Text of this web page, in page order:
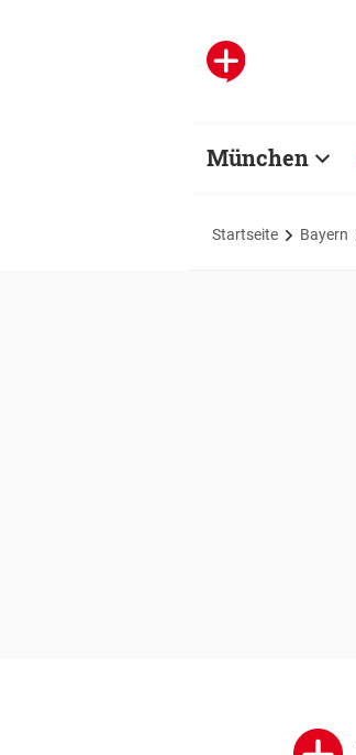
München
Startseite Bayern